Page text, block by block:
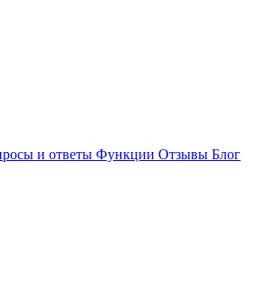
и ответы Функции Отзывы Блог